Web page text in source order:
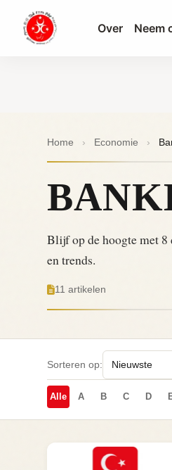
Over Neem
Home › Economie ›
Blijf op de hoogte met 8
en trends.
11 artikelen
Sorteren op:
Alle A B C D